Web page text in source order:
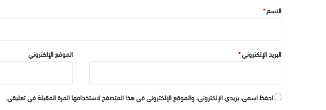
*الاسم*
البريد الإلكتروني* الموقع الإلكتروني
احفظ اسمي، بريدي الإلكتروني، والموقع الإلكتروني في هذا المتصفح لاستخدامها المرة المقبلة في تعليقي.